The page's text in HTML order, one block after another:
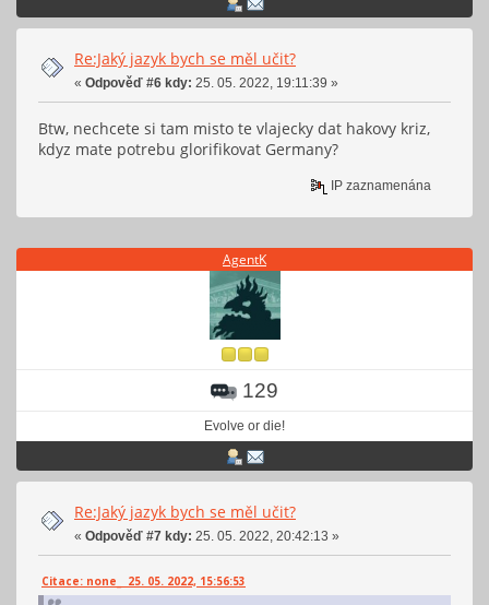
Re:Jaký jazyk bych se měl učit?
« Odpověď #6 kdy: 25. 05. 2022, 19:11:39 »
Btw, nechcete si tam misto te vlajecky dat hakovy kriz,
kdyz mate potrebu glorifikovat Germany?
IP zaznamenána
AgentK
129
Evolve or die!
Re:Jaký jazyk bych se měl učit?
« Odpověď #7 kdy: 25. 05. 2022, 20:42:13 »
Citace: none_ 25. 05. 2022, 15:56:53